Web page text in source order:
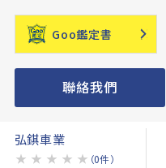
Goo鑑定書
聯絡我們
弘錤車業
★ ★ ★ ★ ★ （0件）